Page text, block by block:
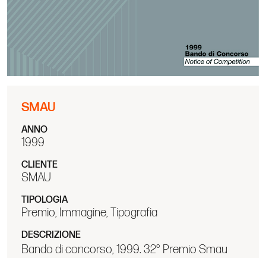
SMAU
ANNO
1999
CLIENTE
SMAU
TIPOLOGIA
Premio, Immagine, Tipografia
DESCRIZIONE
Bando di concorso, 1999. 32° Premio Smau